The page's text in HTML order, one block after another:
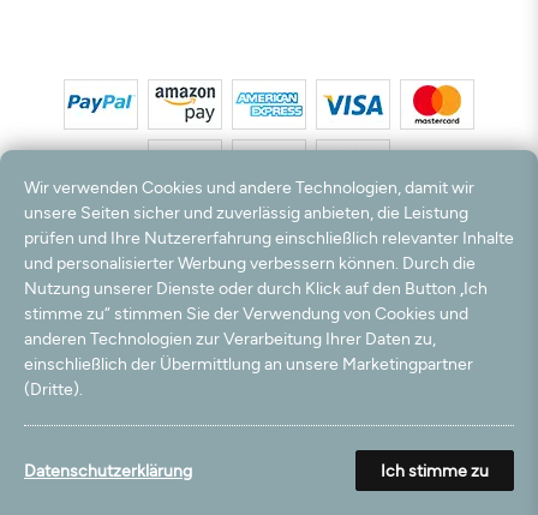
*Alle Preise inkl. MwSt. und zzgl. Versandkosten. **Kostenloser Versand und Rückversand
nur innerhalb Deutschlands und Österreichs.
Hinweis:Wir nutzen Ihre E-Mail Adresse für werbliche Zwecke, die jederzeit widerrufen
werden können. Ihre Daten werden nicht an Dritte weitergegeben.
© 2003 - 2026 Teppichversand24 GmbH / Alle Rechte vorbehalten. powered by
createyourtemplate
Wir verwenden Cookies und andere Technologien, damit wir
unsere Seiten sicher und zuverlässig anbieten, die Leistung
prüfen und Ihre Nutzererfahrung einschließlich relevanter Inhalte
und personalisierter Werbung verbessern können. Durch die
Nutzung unserer Dienste oder durch Klick auf den Button „Ich
stimme zu“ stimmen Sie der Verwendung von Cookies und
anderen Technologien zur Verarbeitung Ihrer Daten zu,
einschließlich der Übermittlung an unsere Marketingpartner
(Dritte).
Datenschutzerklärung Ich stimme zu